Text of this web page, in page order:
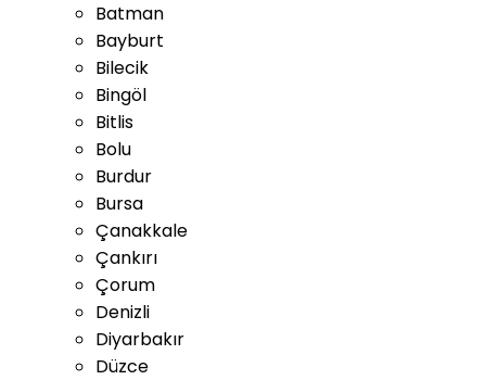
Batman
Bayburt
Bilecik
Bingöl
Bitlis
Bolu
Burdur
Bursa
Çanakkale
Çankırı
Çorum
Denizli
Diyarbakır
Düzce